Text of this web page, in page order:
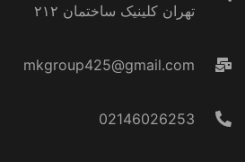
تهران کلینیک ساختمان ۲۱۲
mkgroup425@gmail.com
02146026253